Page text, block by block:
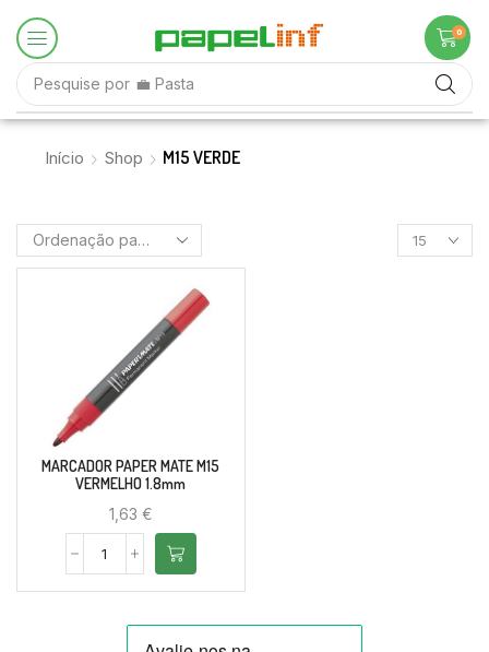
Pesquise por 💼 Pasta
0
Início Shop M15 VERDE
MARCADOR PAPER MATE M15
VERMELHO 1.8mm
1,63 €